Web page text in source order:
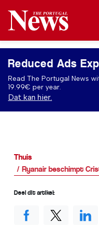
Reduced Ads
Read The Portugal News
19.99€ per year.
Dat kan hier.
Thuis
Ryanair beschimpt
Deel dit artikel: